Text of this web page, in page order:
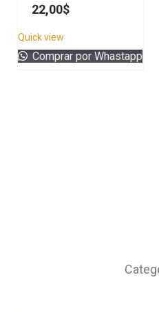
22,00$
Quick view
Comprar por Whastapp